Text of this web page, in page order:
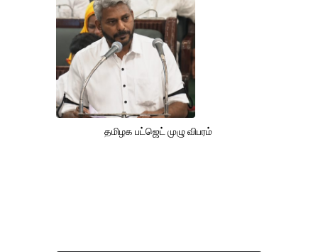
தமிழக பட்ஜெட் முழு விபரம்